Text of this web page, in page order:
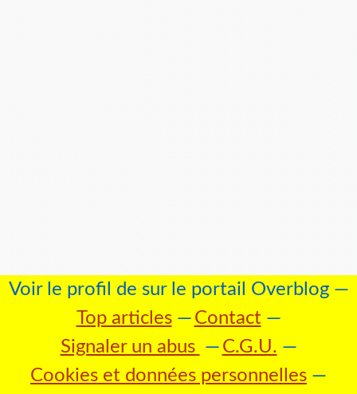
Voir le profil de sur le portail Overblog
Top articles
Contact
Signaler un abus
C.G.U.
Cookies et données personnelles